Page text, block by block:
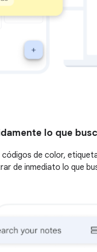
lo que
códigos de color,
de inmediato lo que